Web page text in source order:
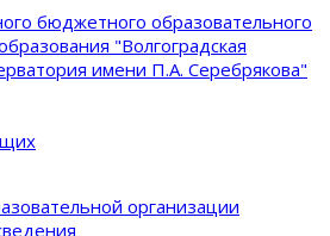
бюджетного образовательного
"Волгоградская
имени П.А. Серебрякова"
организации